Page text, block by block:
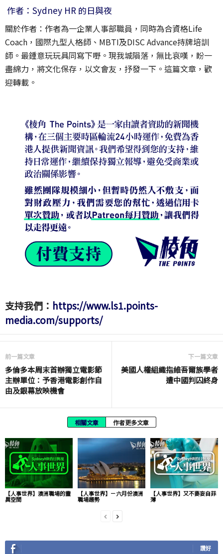
作者：Sydney HR 的日與夜
關於作者：作者為一企業人事部職員，同時為合資格Life
Coach，國際九型人格師、MBTI及DISC Advance持牌培訓
師。最鍾意玩玩具同寫下嘢。現我城隕落，無比哀嘆，盼一
盡綿力，將文化保存，以文會友，抒發一下。這篇文章，歡
迎轉載。
支持我們： https://www.ls1.points-
media.com/supports/
前一篇文章
多倫多本周末首辦獨立電影節
主辦單位：予香港電影創作自
由及銀幕放映機會
下一篇文章
美國人權組織指維吾爾族學者
遭中國判囚終身
相關文章 作者更多文章
【人事世界】澳洲職場的靈
異空間
【人事世界】－六月份澳洲
職場趨勢
【人事世界】又不要妄自菲
薄
讚好